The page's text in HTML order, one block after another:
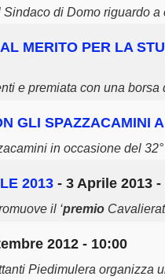
di Domo riguardo
AL MERITO PER LA
e premiata con una
GLI SPAZZACAMINI
in occasione del
2013 - 3 Aprile 2013 -
il ‘premio
2012 - 10:00
Piedimulera organizza